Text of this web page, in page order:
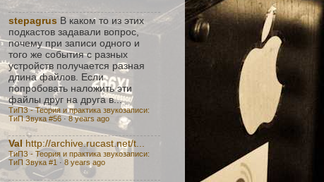
stepagrus В каком то из этих
подкастов задавали вопрос,
почему при записи одного и
того же события с разных
устройств получается разная
длина файлов. Если
попробовать наложить эти
файлы друг на друга в...
ТиПЗ - Теория и практика звукозаписи:
ТиП Звука #56 ·8 years ago
Val http://archive.rucast.net/t...
ТиПЗ - Теория и практика звукозаписи:
TиП Звука #1 · 8 years ago